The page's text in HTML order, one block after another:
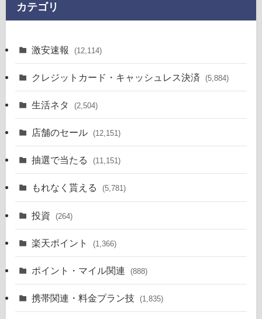
カテゴリ
激安速報 (12,114)
クレジットカード・キャッシュレス決済 (5,884)
生活ネタ (2,504)
店舗のセール (12,151)
抽選で当たる (11,151)
もれなく貰える (5,781)
投資 (264)
楽天ポイント (1,366)
ポイント・マイル関連 (888)
携帯関連・料金プラン技 (1,835)